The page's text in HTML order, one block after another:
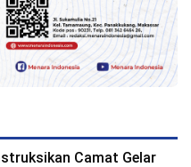
Camat Gelar